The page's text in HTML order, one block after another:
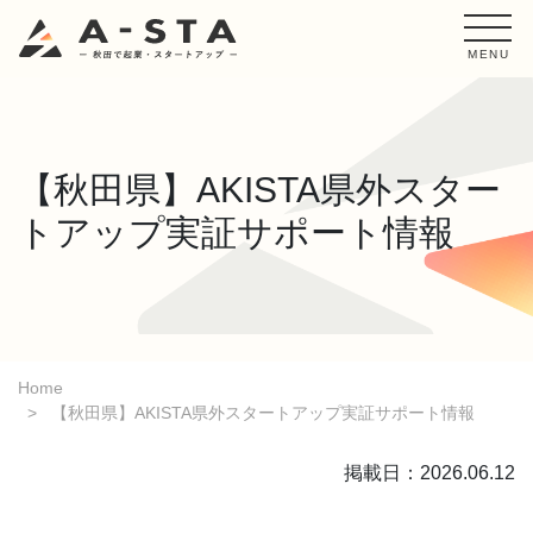
MENU
【秋田県】AKISTA県外スター
トアップ実証サポート情報
Home
【秋田県】AKISTA県外スタートアップ実証サポート情報
掲載日：2026.06.12